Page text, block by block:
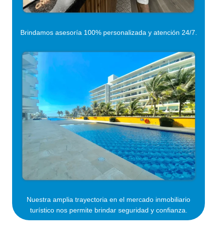
Brindamos asesoría 100% personalizada y atención 24/7.
Nuestra amplia trayectoria en el mercado inmobiliario
turístico nos permite brindar seguridad y confianza.